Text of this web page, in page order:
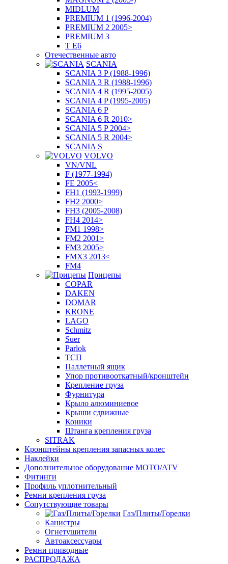
MIDLUM
PREMIUM 1 (1996-2004)
PREMIUM 2 2005>
PREMIUM 3
T E6
Отечественные авто
SCANIA
SCANIA 3 P (1988-1996)
SCANIA 3 R (1988-1996)
SCANIA 4 R (1995-2005)
SCANIA 4 P (1995-2005)
SCANIA 6 P
SCANIA 6 R 2010>
SCANIA 5 P 2004>
SCANIA 5 R 2004>
SCANIA S
VOLVO
VN/VNL
F (1977-1994)
FE 2005<
FH1 (1993-1999)
FH2 2000>
FH3 (2005-2008)
FH4 2014>
FM1 1998>
FM2 2001>
FM3 2005>
FMX3 2013<
FM4
Прицепы
COPAR
DAKEN
DOMAR
KRONE
LAGO
Schmitz
Suer
Parlok
ТСП
Паллетный ящик
Упор противооткатный/кронштейн
Крепление груза
Фурнитура
Крыло алюминиевое
Крыши сдвижные
Коники
Штанга крепления груза
SITRAK
Кронштейны крепления запасных колес
Наклейки
Дополнительное оборудование MOTO/ATV
Фитинги
Профиль уплотнительный
Ремни крепления груза
Сопутствующие товары
Газ/Плиты/Горелки
Канистры
Огнетушители
Автоаксессуары
Ремни приводные
РАСПРОДАЖА